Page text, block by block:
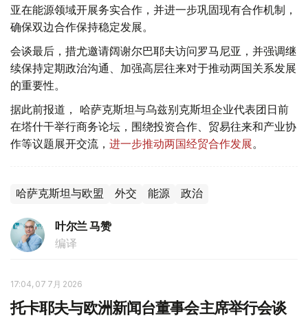
亚在能源领域开展务实合作，并进一步巩固现有合作机制，
确保双边合作保持稳定发展。
会谈最后，措尤邀请阔谢尔巴耶夫访问罗马尼亚，并强调继
续保持定期政治沟通、加强高层往来对于推动两国关系发展
的重要性。
据此前报道， 哈萨克斯坦与乌兹别克斯坦企业代表团日前
在塔什干举行商务论坛，围绕投资合作、贸易往来和产业协
作等议题展开交流， 进一步推动两国经贸合作发展。
哈萨克斯坦与欧盟 外交 能源 政治
叶尔兰 马赞
编译
17:04, 07 7月 2026
托卡耶夫与欧洲新闻台董事会主席举行会谈